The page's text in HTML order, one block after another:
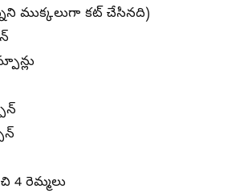
ముక్కలుగా కట్ చేసినది)
4 రెమ్మలు